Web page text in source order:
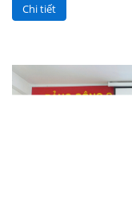
Chi tiết